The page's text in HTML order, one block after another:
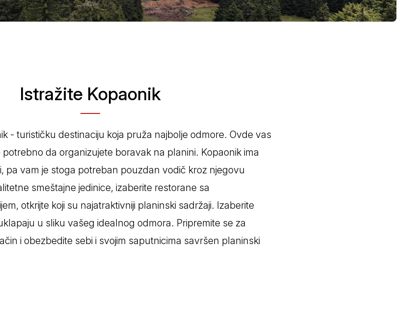
Novi Bečej Mali Zvornik Apatin
Istražite Kopaonik
- turističku destinaciju koja pruža najbolje odmore. Ovde vas
da organizujete boravak na planini. Kopaonik ima
pa vam je stoga potreban pouzdan vodič kroz njegovu
smeštajne jedinice, izaberite restorane sa
otkrijte koji su najatraktivniji planinski sadržaji. Izaberite
u sliku vašeg idealnog odmora. Pripremite se za
i obezbedite sebi i svojim saputnicima savršen planinski